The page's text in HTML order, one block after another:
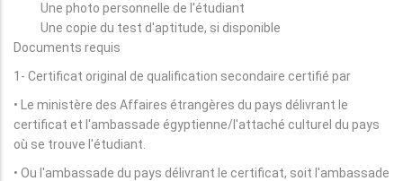
Une photo personnelle de l'étudiant
Une copie du test d'aptitude, si disponible
Documents requis
1- Certificat original de qualification secondaire certifié par
• Le ministère des Affaires étrangères du pays délivrant le
certificat et l'ambassade égyptienne/l'attaché culturel du pays
où se trouve l'étudiant.
• Ou l'ambassade du pays délivrant le certificat, soit l'ambassade